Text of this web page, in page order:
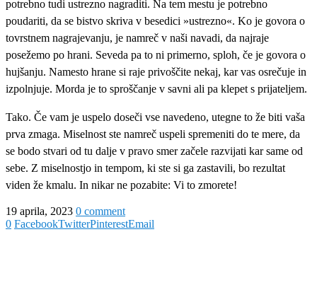
potrebno tudi ustrezno nagraditi. Na tem mestu je potrebno
poudariti, da se bistvo skriva v besedici »ustrezno«. Ko je govora o
tovrstnem nagrajevanju, je namreč v naši navadi, da najraje
posežemo po hrani. Seveda pa to ni primerno, sploh, če je govora o
hujšanju. Namesto hrane si raje privoščite nekaj, kar vas osrečuje in
izpolnjuje. Morda je to sproščanje v savni ali pa klepet s prijateljem.
Tako. Če vam je uspelo doseči vse navedeno, utegne to že biti vaša
prva zmaga. Miselnost ste namreč uspeli spremeniti do te mere, da
se bodo stvari od tu dalje v pravo smer začele razvijati kar same od
sebe. Z miselnostjo in tempom, ki ste si ga zastavili, bo rezultat
viden že kmalu. In nikar ne pozabite: Vi to zmorete!
19 aprila, 2023 0 comment
0 FacebookTwitterPinterestEmail